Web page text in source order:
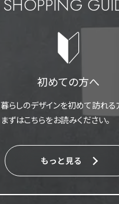
初めての方へ
暮らしのデザインを初めて訪れる
まずはこちらをお読みください。
もっと見る